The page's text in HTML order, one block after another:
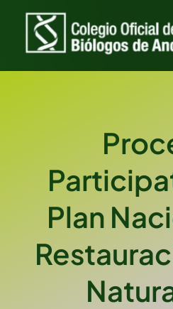
Saltar
contenido
Plan